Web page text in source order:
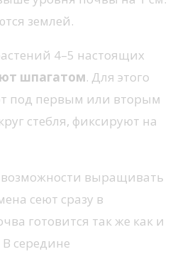
землей.
4–5 настоящих
шпагатом. Для этого
под первым или вторым
стебля, фиксируют на
выращивать
сеют сразу в
готовится так же как и
середине